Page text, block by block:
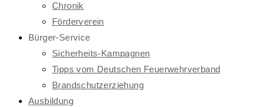
Chronik
Förderverein
Bürger-Service
Sicherheits-Kampagnen
Tipps vom Deutschen Feuerwehrverband
Brandschutzerziehung
Ausbildung